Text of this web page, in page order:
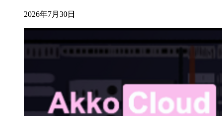
2026年7月30日